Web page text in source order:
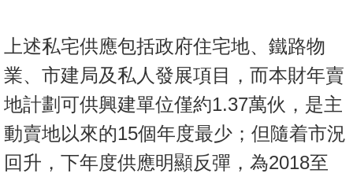
置
業
手
冊
關
上述私宅供應包括政府住宅地、鐵路物
業、市建局及私人發展項目，而本財年賣
地計劃可供興建單位僅約1.37萬伙，是主
動賣地以來的15個年度最少；但隨着市況
回升，下年度供應明顯反彈，為2018至